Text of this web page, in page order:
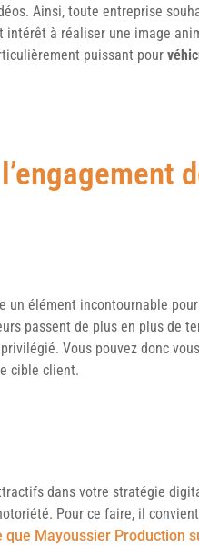
Ainsi, toute entreprise
à réaliser une image
puissant pour
un élément incontournable
passent de plus en plus de
Vous pouvez donc
cible client.
dans votre stratégie
Pour ce faire, il
Mayoussier Production